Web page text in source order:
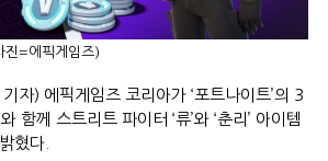
=에픽게임즈)
자) 에픽게임즈 코리아가 ‘포트나이트’의 3
함께 스트리트 파이터 ‘류’와 ‘춘리’ 아이템
밝혔다.